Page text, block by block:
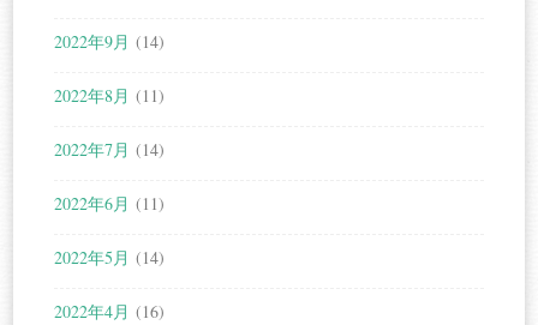
2022年9月 (14)
2022年8月 (11)
2022年7月 (14)
2022年6月 (11)
2022年5月 (14)
2022年4月 (16)